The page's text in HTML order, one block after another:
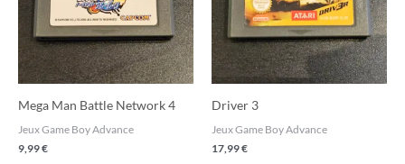
Mega Man Battle Network 4
Jeux Game Boy Advance
9,99€
Driver 3
Jeux Game Boy Advance
17,99€